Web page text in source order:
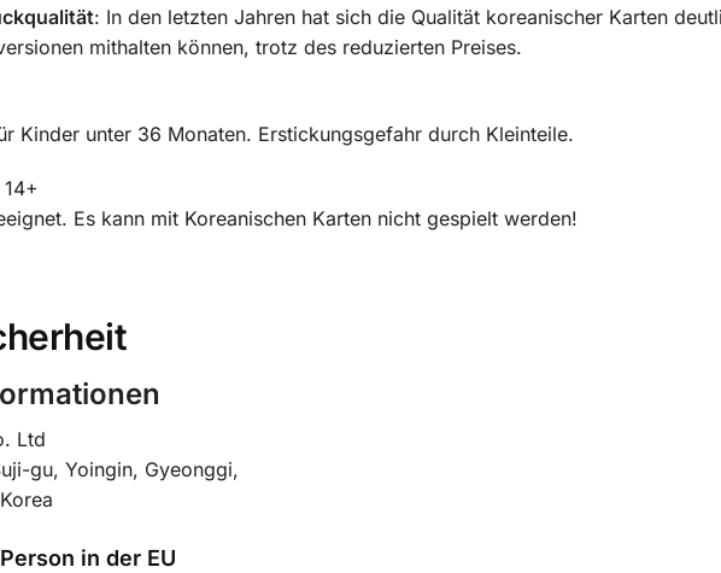
: In den letzten Jahren hat sich die Qualität koreanischer Karten
mithalten können, trotz des reduzierten Preises.
Kinder unter 36 Monaten. Erstickungsgefahr durch Kleinteile.
14+
Es kann mit Koreanischen Karten nicht gespielt werden!
Ltd
gu, Yoingin, Gyeonggi,
in der EU